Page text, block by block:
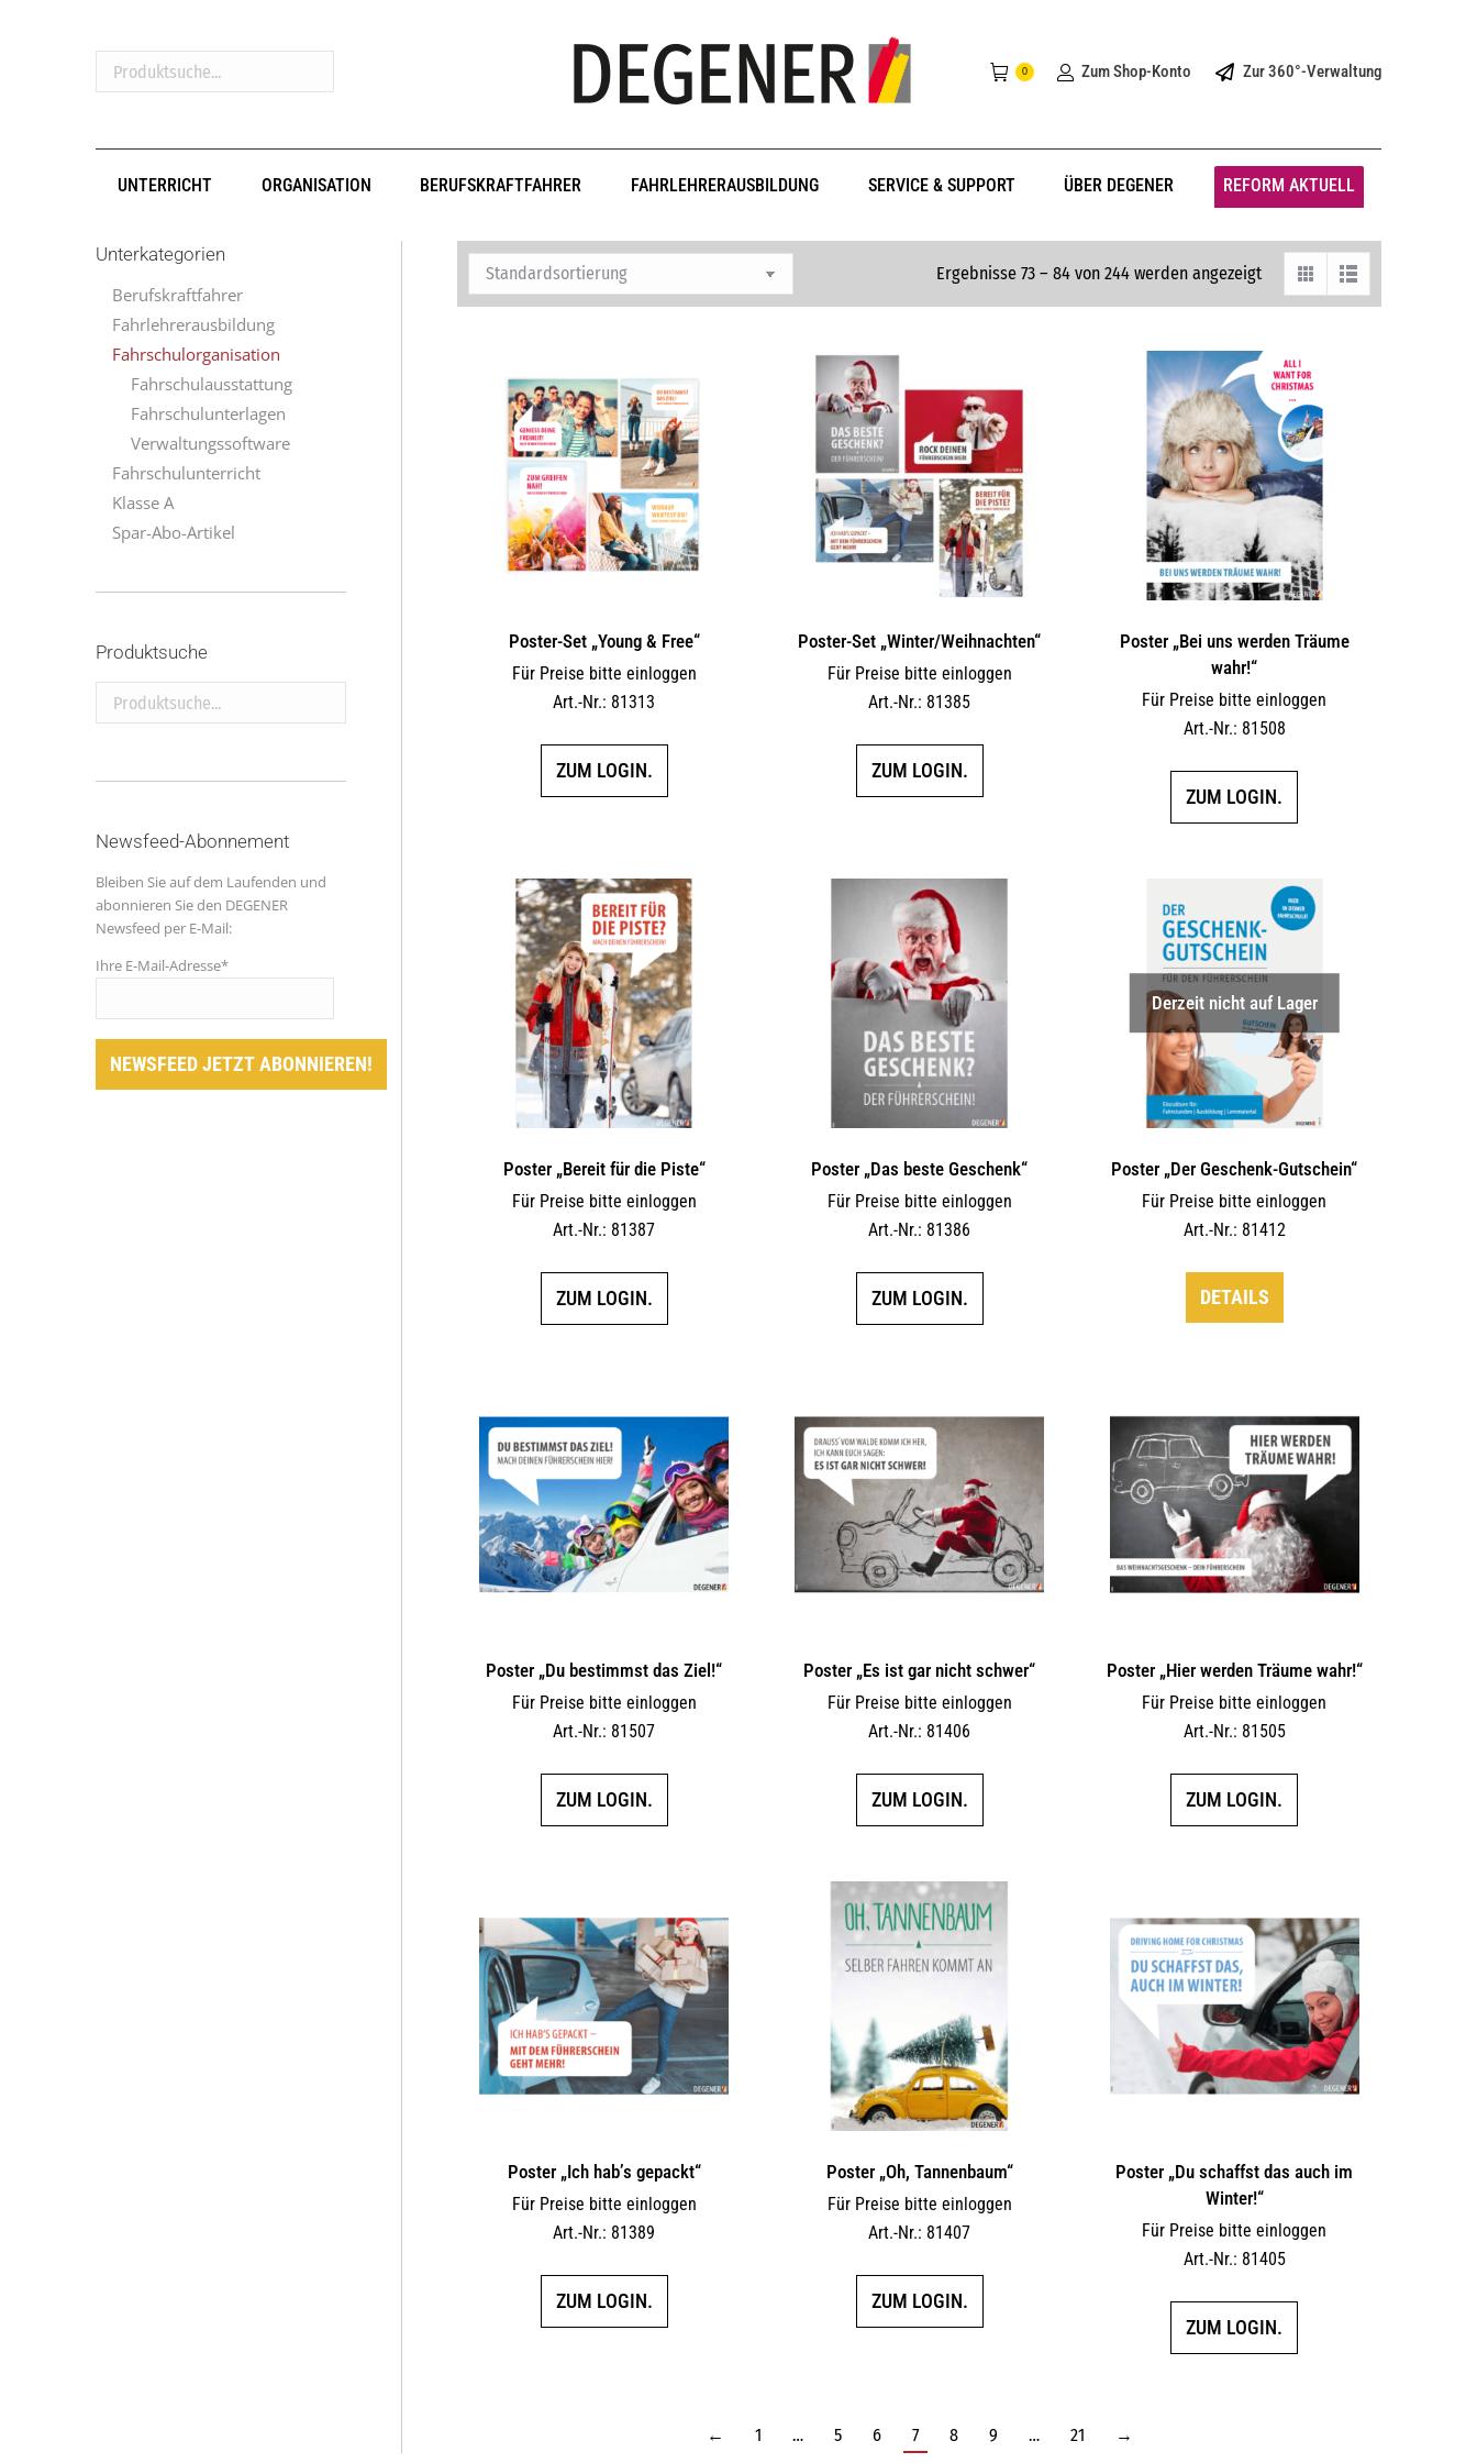
Produktsuche...
0 Zum Shop-Konto Zur 360°-Verwaltung
UNTERRICHT ORGANISATION BERUFSKRAFTFAHRER FAHRLEHRERAUSBILDUNG SERVICE & SUPPORT ÜBER DEGENER REFORM AKTUELL
Ergebnisse 73 – 84 von 244 werden angezeigt
Poster-Set „Young & Free“
Für Preise bitte einloggen
Art.-Nr.: 81313
ZUM LOGIN.
Poster-Set „Winter/Weihnachten“
Für Preise bitte einloggen
Art.-Nr.: 81385
ZUM LOGIN.
Poster „Bei uns werden Träume
wahr!“
Für Preise bitte einloggen
Art.-Nr.: 81508
ZUM LOGIN.
Poster „Bereit für die Piste“
Für Preise bitte einloggen
Art.-Nr.: 81387
ZUM LOGIN.
Poster „Das beste Geschenk“
Für Preise bitte einloggen
Art.-Nr.: 81386
ZUM LOGIN.
Derzeit nicht auf Lager
Poster „Der Geschenk-Gutschein“
Für Preise bitte einloggen
Art.-Nr.: 81412
DETAILS
Poster „Du bestimmst das Ziel!“
Für Preise bitte einloggen
Art.-Nr.: 81507
ZUM LOGIN.
Poster „Es ist gar nicht schwer“
Für Preise bitte einloggen
Art.-Nr.: 81406
ZUM LOGIN.
Poster „Hier werden Träume wahr!“
Für Preise bitte einloggen
Art.-Nr.: 81505
ZUM LOGIN.
Poster „Ich hab’s gepackt“
Für Preise bitte einloggen
Art.-Nr.: 81389
ZUM LOGIN.
Poster „Oh, Tannenbaum“
Für Preise bitte einloggen
Art.-Nr.: 81407
ZUM LOGIN.
Poster „Du schaffst das auch im
Winter!“
Für Preise bitte einloggen
Art.-Nr.: 81405
ZUM LOGIN.
← 1 … 5 6 7 8 9 … 21 →
Unterkategorien
Berufskraftfahrer
Fahrlehrerausbildung
Fahrschulorganisation
Fahrschulausstattung
Fahrschulunterlagen
Verwaltungssoftware
Fahrschulunterricht
Klasse A
Spar-Abo-Artikel
Produktsuche
Produktsuche...
Newsfeed-Abonnement
Bleiben Sie auf dem Laufenden und
abonnieren Sie den DEGENER
Newsfeed per E-Mail:
Ihre E-Mail-Adresse*